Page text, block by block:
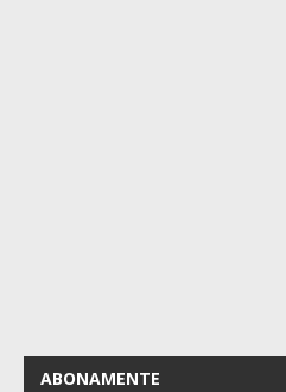
ABONAMENTE